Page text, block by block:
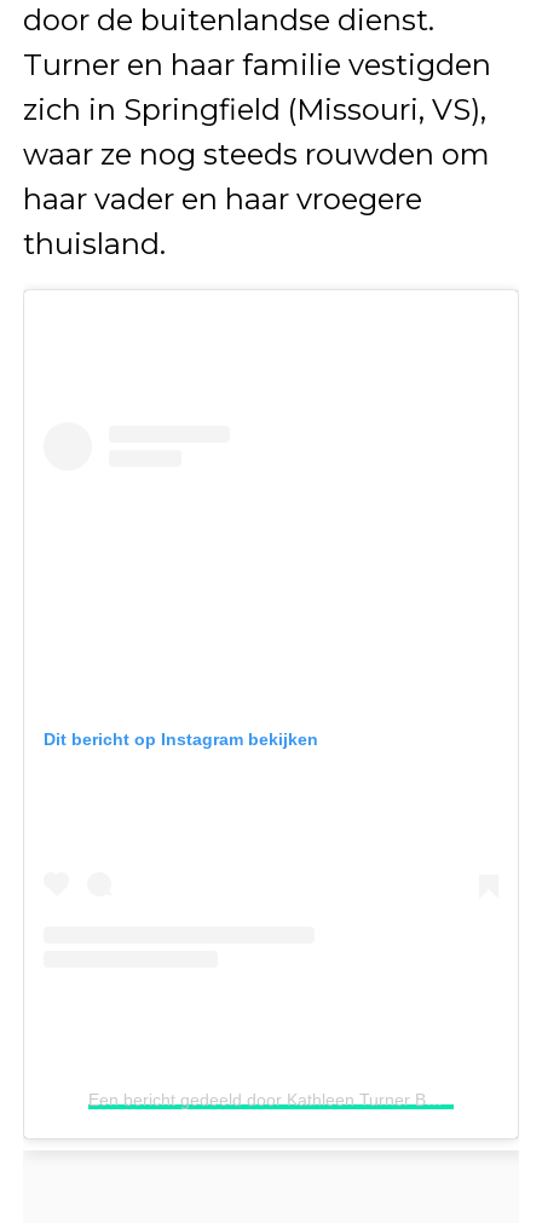
door de buitenlandse dienst.
Turner en haar familie vestigden
zich in Springfield (Missouri, VS),
waar ze nog steeds rouwden om
haar vader en haar vroegere
thuisland.
Dit bericht op Instagram bekijken